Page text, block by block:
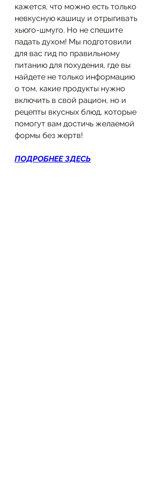
кажется, что можно есть только
невкусную кашицу и отрыгивать
хьюго-шмуго. Но не спешите
падать духом! Мы подготовили
для вас гид по правильному
питанию для похудения, где вы
найдете не только информацию
о том, какие продукты нужно
включить в свой рацион, но и
рецепты вкусных блюд, которые
помогут вам достичь желаемой
формы без жертв!
ПОДРОБНЕЕ ЗДЕСЬ